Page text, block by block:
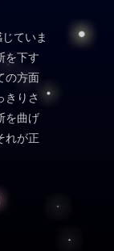
ていま
を下す
の方面
きりさ
を曲げ
れが正